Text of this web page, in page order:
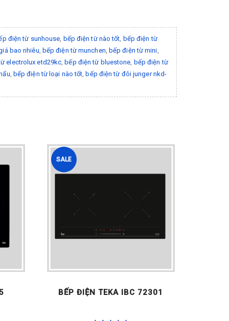
điện từ sunhouse bếp điện từ nào tốt bếp điện từ
bao nhiêu bếp điện từ munchen bếp điện từ mini
electrolux etd29kc ,bếp điện từ bluestone bếp điện từ
bếp điện từ loại nào tốt ,bếp điện từ đôi junger nkd-
SALE
BẾP ĐIỆN TEKA IBC 72301